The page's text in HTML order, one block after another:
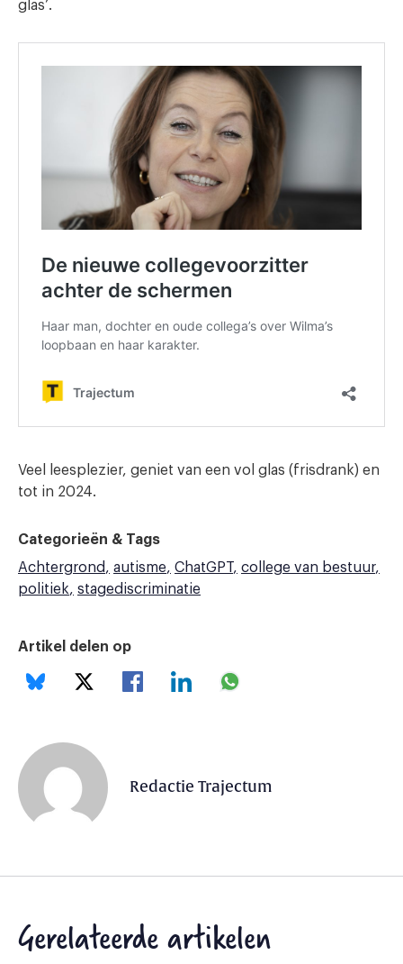
glas’.
Veel leesplezier, geniet van een vol glas (frisdrank) en
tot in 2024.
Categorieën & Tags
Achtergrond
autisme ChatGPT college van bestuur
politiek
stagediscriminatie
Artikel delen op
Redactie Trajectum
Gerelateerde artikelen